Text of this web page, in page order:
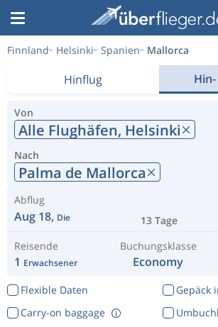
Finnland Helsinki Spanien Mallorca
Hinflug
Von
Alle Flughäfen, Helsinki
Nach
Palma de Mallorca
Abflug
Aug 18, Die 13 Tage
Reisende
1 Erwachsener
Buchungsklasse
Economy
Flexible Daten
Gepäck
Carry-on baggage